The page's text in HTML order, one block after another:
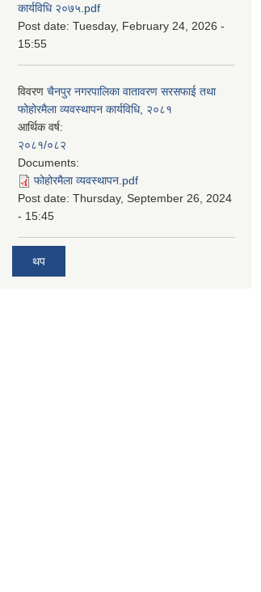
कार्यविधि २०७५.pdf
Post date: Tuesday, February 24, 2026 -
15:55
विवरण चैनपुर नगरपालिका वातावरण सरसफाई तथा
फोहोरमैला व्यवस्थापन कार्यविधि, २०८१
आर्थिक वर्ष:
२०८१/०८२
Documents:
फोहोरमैला व्यवस्थापन.pdf
Post date: Thursday, September 26, 2024
- 15:45
थप